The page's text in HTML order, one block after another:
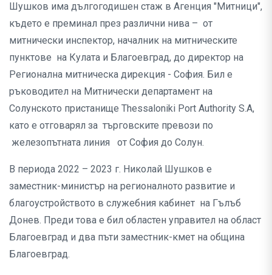
Шушков има дългогодишен стаж в Агенция "Митници",
където е преминал през различни нива – от
митнически инспектор, началник на митническите
пунктове на Кулата и Благоевград, до директор на
Регионална митническа дирекция - София. Бил е
ръководител на Митнически департамент на
Солунското пристанище Thessaloniki Port Authority S.A,
като е отговарял за търговските превози по
железопътната линия от София до Солун.
В периода 2022 – 2023 г. Николай Шушков е
заместник-министър на регионалното развитие и
благоустройството в служебния кабинет на Гълъб
Донев. Преди това е бил областен управител на област
Благоевград и два пъти заместник-кмет на община
Благоевград.